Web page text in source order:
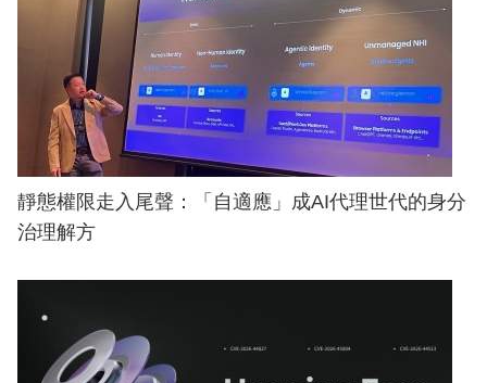
靜態權限走入尾聲：「自適應」成AI代理世代的身分
治理解方